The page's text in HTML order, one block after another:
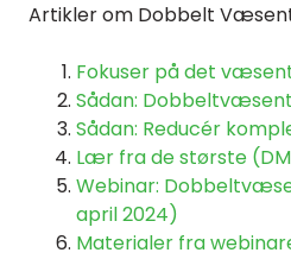
Artikler om Dobbelt
Fokuser på det
Sådan:
Sådan: Reducér
Lær fra de største
Webinar:
april 2024)
Materialer fra